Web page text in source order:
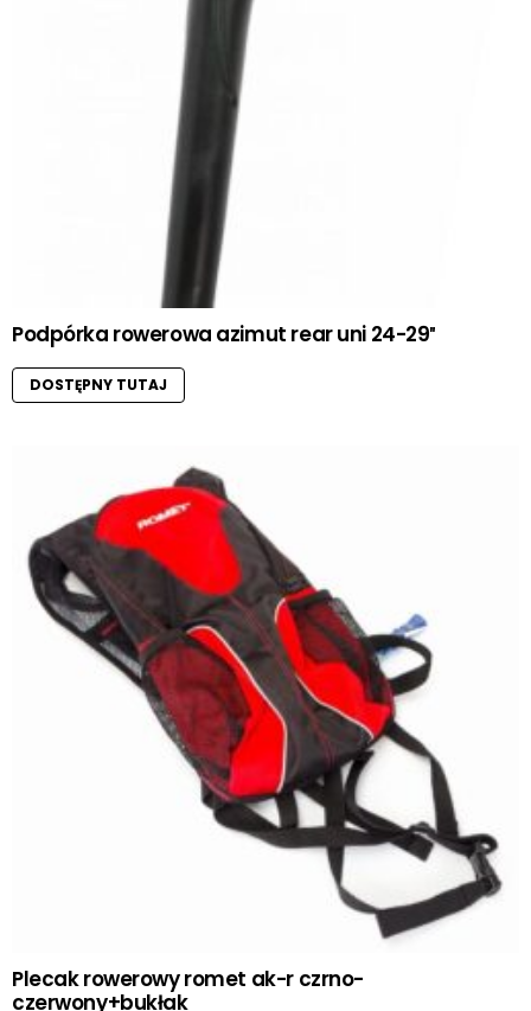
Podpórka rowerowa azimut rear uni 24-29″
DOSTĘPNY TUTAJ
Plecak rowerowy romet ak-r czrno-
czerwony+bukłak